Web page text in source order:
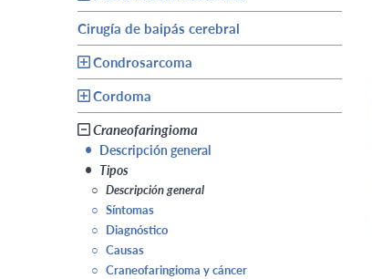
Cirugía de baipás cerebral
Condrosarcoma
Cordoma
Craneofaringioma
• Descripción general
• Tipos
○ Descripción general
○ Síntomas
○ Diagnóstico
○ Causas
○ Craneofaringioma y cáncer